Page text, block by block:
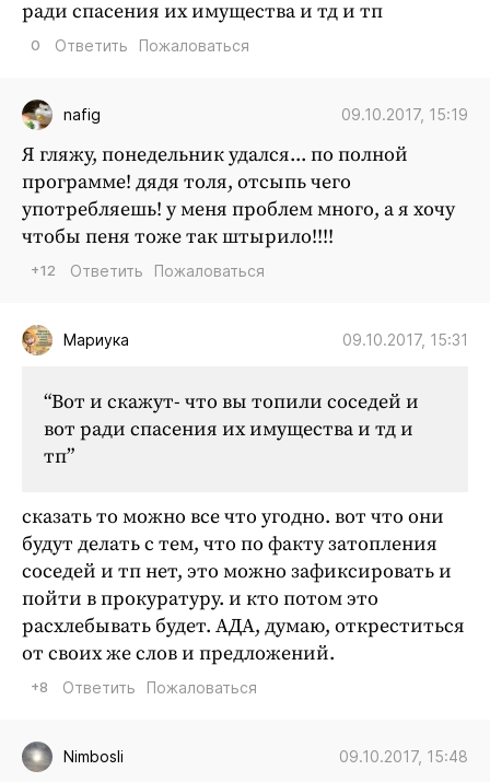
ради спасения их имущества и тд и тп
0 Ответить Пожаловаться
nafig 09.10.2017, 15:19
Я гляжу, понедельник удался... по полной
программе! дядя толя, отсыпь чего
употребляешь! у меня проблем много, а я хочу
чтобы пеня тоже так штырило!!!!
+12 Ответить Пожаловаться
Мариука 09.10.2017, 15:31
“Вот и скажут- что вы топили соседей и
вот ради спасения их имущества и тд и
тп”
сказать то можно все что угодно. вот что они
будут делать с тем, что по факту затопления
соседей и тп нет, это можно зафиксировать и
пойти в прокуратуру. и кто потом это
расхлебывать будет. АДА, думаю, откреститься
от своих же слов и предложений.
+8 Ответить Пожаловаться
Nimbosli 09.10.2017, 15:48